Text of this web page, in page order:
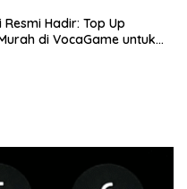
Hadir: Top Up
di VocaGame untuk